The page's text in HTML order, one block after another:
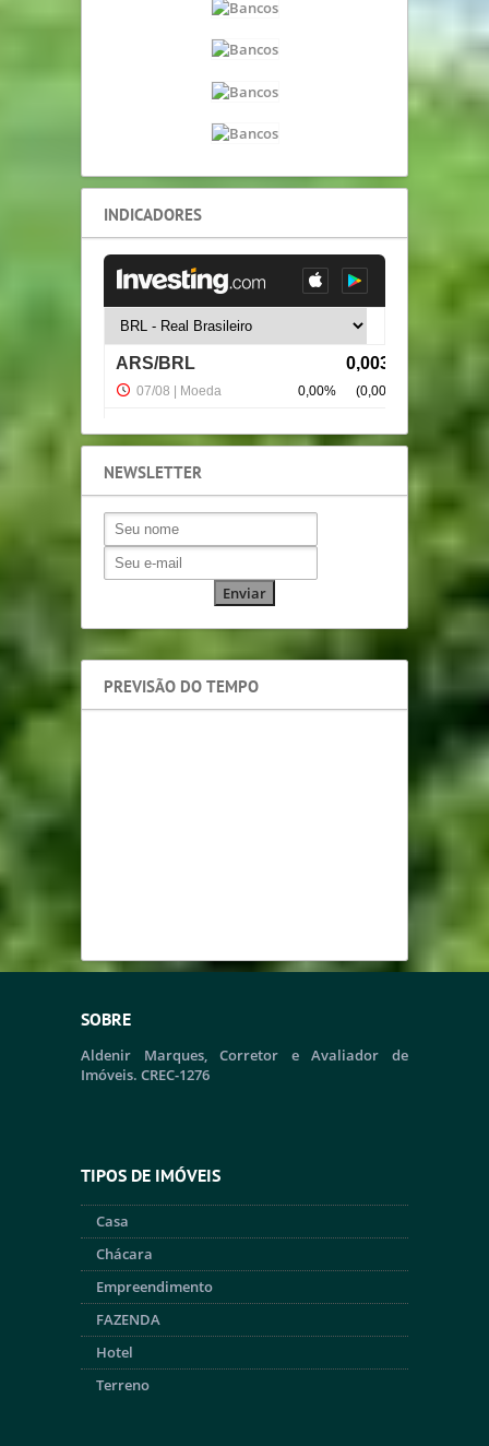
INDICADORES
NEWSLETTER
PREVISÃO DO TEMPO
SOBRE
Aldenir Marques, Corretor e Avaliador de
Imóveis. CREC-1276
TIPOS DE IMÓVEIS
Casa
Chácara
Empreendimento
FAZENDA
Hotel
Terreno